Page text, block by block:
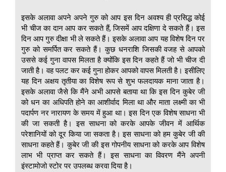
इसके अलावा अपने अपने गुरु को आप इस दिन अवश्य ही प्रसिद्ध कोई
भी चीज का दान आप कर सकते हैं, जिसमें आप दक्षिणा दे सकते हैं। इस
दिन आप गुरु दीक्षा भी ले सकते हैं। इसके अलावा आप यह विशेष दिन पर
गुरु को समर्पित कर सकते हैं। कुछ धनराशि जिसकी वजह से आपको
उससे कई गुना वापस मिलता है क्योंकि इस दिन कहते हैं जो भी चीज दी
जाती है। वह पलट कर कई गुना होकर आपको वापस मिलती है। इसीलिए
यह दिन अक्षय तृतीया का विशेष रूप से शुभ फलदायक माना जाता है।
इसके अलावा जैसे कि मैंने अभी आपसे बताया था कि इस दिन कुबेर जी
को धन का अधिपति होने का आशीर्वाद मिला था और माता लक्ष्मी का भी
पदार्पण नर नारायण के समय में हुआ था। इस दिन एक विशेष साधना भी
की जा सकती है। इस साधना को करके आपके जीवन में आर्थिक
परेशानियों को दूर किया जा सकता है। इस साधना को हम कुबेर जी की
साधना कहते हैं। कुबेर जी की इस गोपनीय साधना को करके आप विशेष
लाभ भी प्राप्त कर सकते हैं। इस साधना का विवरण मैंने अपनी
इंस्टामोजो स्टोर पर उपलब्ध करवा दिया है।